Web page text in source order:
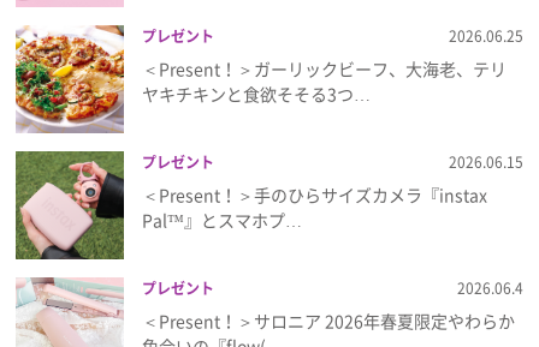
プレゼント 2026.06.25
＜Present！＞ガーリックビーフ、大海老、テリ
ヤキチキンと食欲そそる3つ…
プレゼント 2026.06.15
＜Present！＞手のひらサイズカメラ『instax
Pal™』とスマホプ…
プレゼント 2026.06.4
＜Present！＞サロニア 2026年春夏限定やわらか